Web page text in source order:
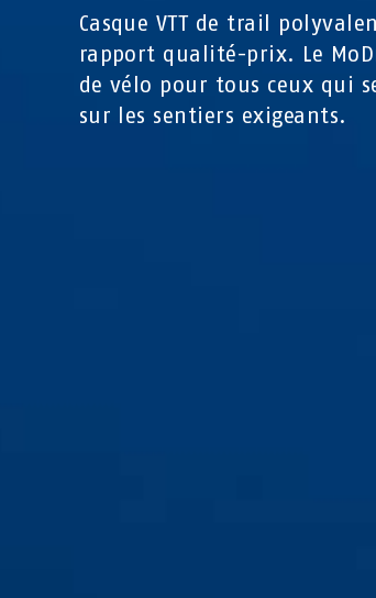
Casque VTT de trail
rapport qualité-prix. Le
de vélo pour tous ceux qui
sur les sentiers exigeants.